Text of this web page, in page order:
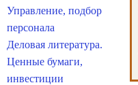
Управление, подбор
персонала
Деловая литература.
Ценные бумаги,
инвестиции